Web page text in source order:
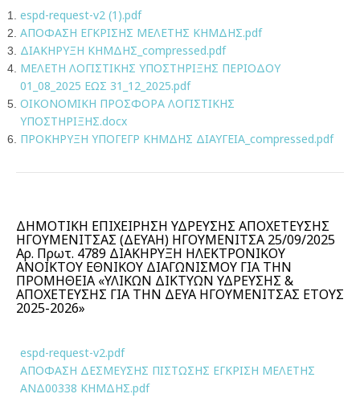
espd-request-v2 (1).pdf
ΑΠΟΦΑΣΗ ΕΓΚΡΙΣΗΣ ΜΕΛΕΤΗΣ ΚΗΜΔΗΣ.pdf
ΔΙΑΚΗΡΥΞΗ ΚΗΜΔΗΣ_compressed.pdf
ΜΕΛΕΤΗ ΛΟΓΙΣΤΙΚΗΣ ΥΠΟΣΤΗΡΙΞΗΣ ΠΕΡΙΟΔΟΥ
01_08_2025 ΕΩΣ 31_12_2025.pdf
ΟΙΚΟΝΟΜΙΚΗ ΠΡΟΣΦΟΡΑ ΛΟΓΙΣΤΙΚΗΣ
ΥΠΟΣΤΗΡΙΞΗΣ.docx
ΠΡΟΚΗΡΥΞΗ ΥΠΟΓΕΓΡ ΚΗΜΔΗΣ ΔΙΑΥΓΕΙΑ_compressed.pdf
ΔΗΜΟΤΙΚΗ ΕΠΙΧΕΙΡΗΣΗ ΥΔΡΕΥΣΗΣ ΑΠΟΧΕΤΕΥΣΗΣ
ΗΓΟΥΜΕΝΙΤΣΑΣ (ΔΕΥΑΗ) ΗΓΟΥΜΕΝΙΤΣΑ 25/09/2025
Αρ. Πρωτ. 4789 ΔΙΑΚΗΡΥΞΗ ΗΛΕΚΤΡΟΝΙΚΟΥ
ΑΝΟΙΚΤΟΥ ΕΘΝΙΚΟΥ ΔΙΑΓΩΝΙΣΜΟΥ ΓΙΑ ΤΗΝ
ΠΡΟΜΗΘΕΙΑ «ΥΛΙΚΩΝ ΔΙΚΤΥΩΝ ΥΔΡΕΥΣΗΣ &
ΑΠΟΧΕΤΕΥΣΗΣ ΓΙΑ ΤΗΝ ΔΕΥΑ ΗΓΟΥΜΕΝΙΤΣΑΣ ΕΤΟΥΣ
2025-2026»
espd-request-v2.pdf
ΑΠΟΦΑΣΗ ΔΕΣΜΕΥΣΗΣ ΠΙΣΤΩΣΗΣ ΕΓΚΡΙΣΗ ΜΕΛΕΤΗΣ
ΑΝΔ00338 ΚΗΜΔΗΣ.pdf